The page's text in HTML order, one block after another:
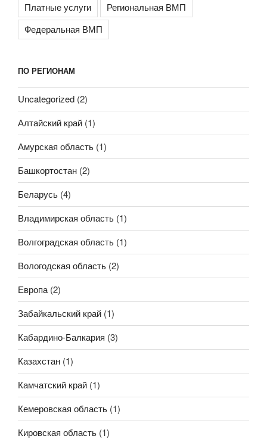
Платные услуги
Региональная ВМП
Федеральная ВМП
ПО РЕГИОНАМ
Uncategorized (2)
Алтайский край (1)
Амурская область (1)
Башкортостан (2)
Беларусь (4)
Владимирская область (1)
Волгоградская область (1)
Вологодская область (2)
Европа (2)
Забайкальский край (1)
Кабардино-Балкария (3)
Казахстан (1)
Камчатский край (1)
Кемеровская область (1)
Кировская область (1)